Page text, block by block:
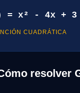
= x² - 4x + 3
CUADRÁTICA
resolver